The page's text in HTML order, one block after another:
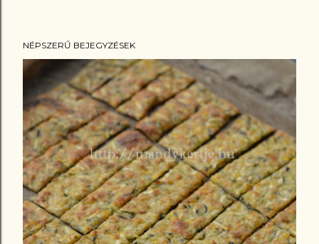
NÉPSZERŰ BEJEGYZÉSEK